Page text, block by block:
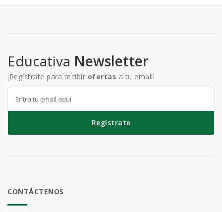
Educativa Newsletter
¡Regístrate para recibir ofertas a tu email!
Regístrate
CONTÁCTENOS